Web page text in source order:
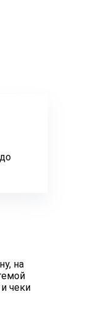
на
чеки